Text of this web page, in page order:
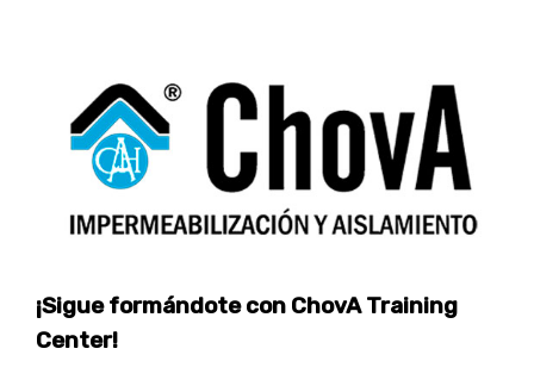
¡Sigue formándote con ChovA Training
Center!